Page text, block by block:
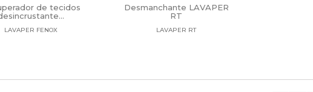
de tecidos
LAVAPER FENOX
Desmanchante LAVAPER
RT
LAVAPER RT